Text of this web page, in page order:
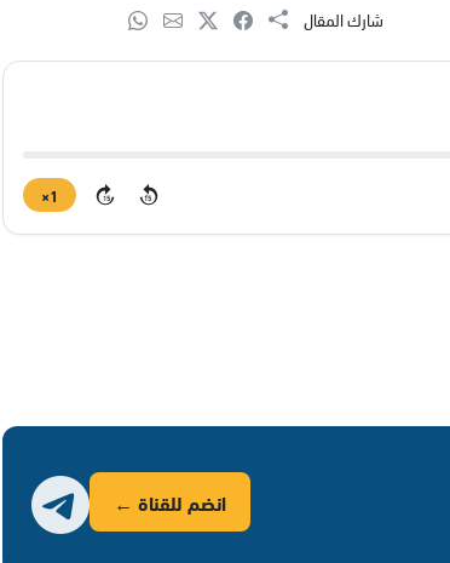
شارك المقال
15
15
1×
انضم للقناة ←